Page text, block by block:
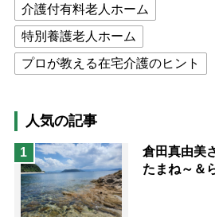
介護付有料老人ホーム
特別養護老人ホーム
プロが教える在宅介護のヒント
高木ブー
ケアマネジャー
猫が母になつきません
息子の遠距離介護サバイバル術
兄がボケました
人気の記事
1
倉田真由美
たまね～＆